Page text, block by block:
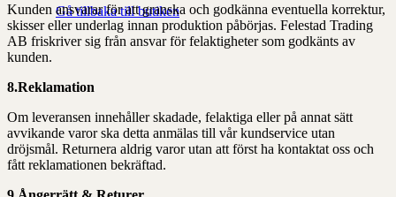
Gå tillbaka till butiken
Kunden ansvarar för att granska och godkänna eventuella korrektur,
skisser eller underlag innan produktion påbörjas. Felestad Trading
AB friskriver sig från ansvar för felaktigheter som godkänts av
kunden.
8.Reklamation
Om leveransen innehåller skadade, felaktiga eller på annat sätt
avvikande varor ska detta anmälas till vår kundservice utan
dröjsmål. Returnera aldrig varor utan att först ha kontaktat oss och
fått reklamationen bekräftad.